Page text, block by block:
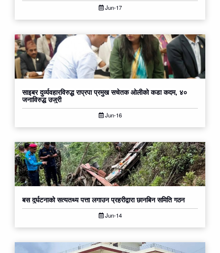
Jun-17
साइबर दुर्व्यवहारविरुद्ध राप्रपा प्रमुख सचेतक ओलीको कडा कदम, ४०
जनाविरुद्ध उजुरी
Jun-16
बस दुर्घटनाको सत्यतथ्य पत्ता लगाउन प्रहरीद्वारा छानबिन समिति गठन
Jun-14